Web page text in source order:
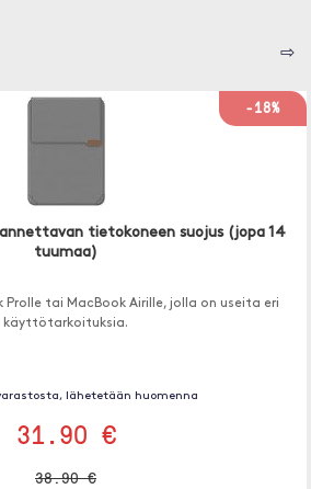
⇨
-18%
tietokoneen suojus (jopa 14
tuumaa)
Prolle tai MacBook Airille, jolla on useita eri
käyttötarkoituksia.
lähetetään huomenna
31.90 €
38.90 €